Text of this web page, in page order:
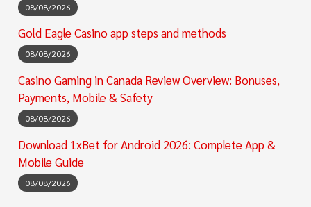
08/08/2026
Gold Eagle Casino app steps and methods
08/08/2026
Casino Gaming in Canada Review Overview: Bonuses,
Payments, Mobile & Safety
08/08/2026
Download 1xBet for Android 2026: Complete App &
Mobile Guide
08/08/2026